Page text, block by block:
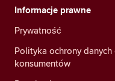
Informacje prawne
Prywatność
Polityka ochrony
konsumentów